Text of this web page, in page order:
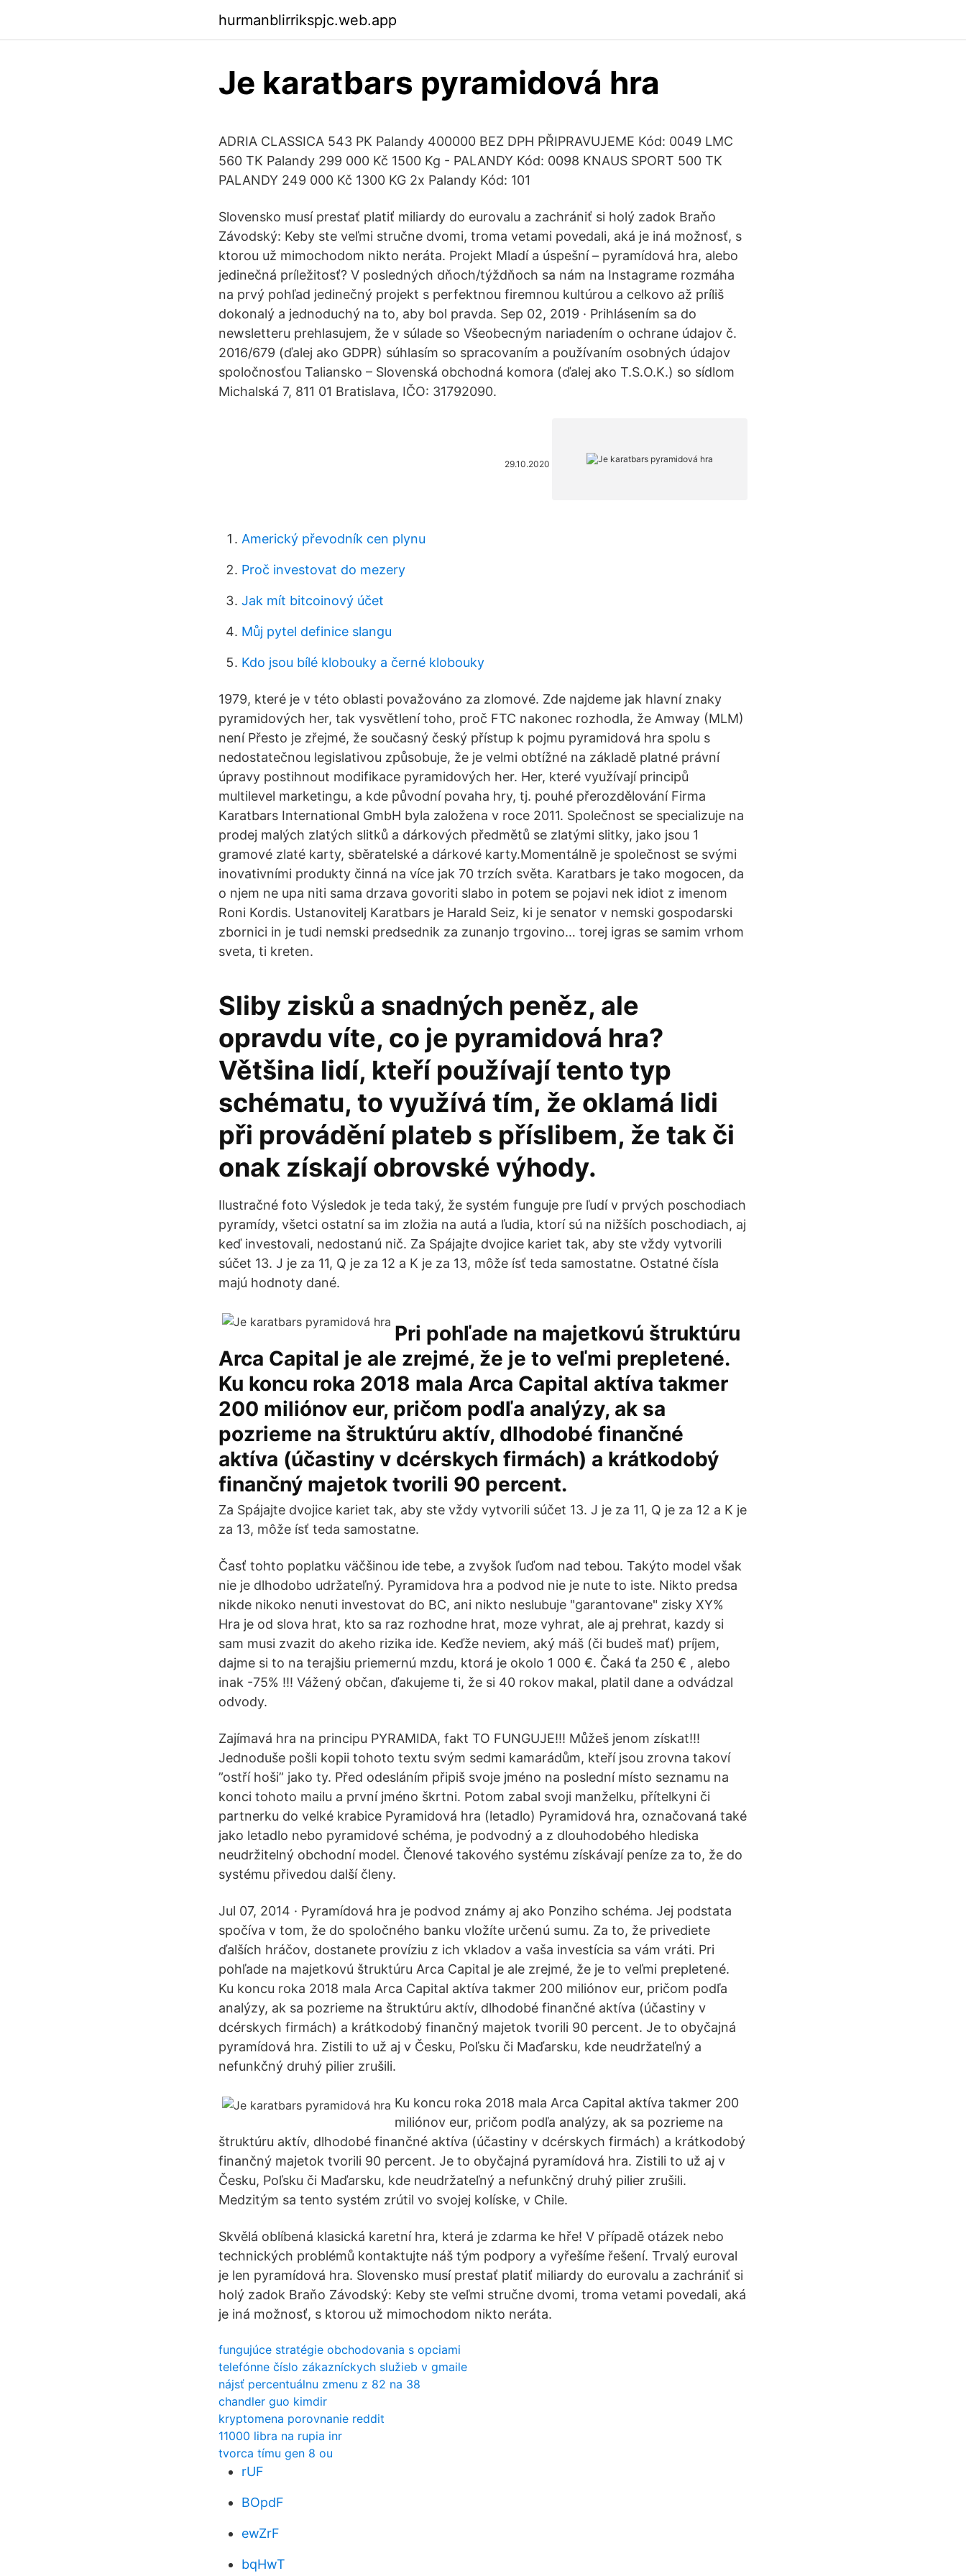
hurmanblirrikspjc.web.app
Je karatbars pyramidová hra
ADRIA CLASSICA 543 PK Palandy 400000 BEZ DPH PŘIPRAVUJEME Kód: 0049 LMC
560 TK Palandy 299 000 Kč 1500 Kg - PALANDY Kód: 0098 KNAUS SPORT 500 TK
PALANDY 249 000 Kč 1300 KG 2x Palandy Kód: 101
Slovensko musí prestať platiť miliardy do eurovalu a zachrániť si holý zadok Braňo
Závodský: Keby ste veľmi stručne dvomi, troma vetami povedali, aká je iná možnosť, s
ktorou už mimochodom nikto neráta. Projekt Mladí a úspešní – pyramídová hra, alebo
jedinečná príležitosť? V posledných dňoch/týždňoch sa nám na Instagrame rozmáha
na prvý pohľad jedinečný projekt s perfektnou firemnou kultúrou a celkovo až príliš
dokonalý a jednoduchý na to, aby bol pravda. Sep 02, 2019 · Prihlásením sa do
newsletteru prehlasujem, že v súlade so Všeobecným nariadením o ochrane údajov č.
2016/679 (ďalej ako GDPR) súhlasím so spracovaním a používaním osobných údajov
spoločnosťou Taliansko – Slovenská obchodná komora (ďalej ako T.S.O.K.) so sídlom
Michalská 7, 811 01 Bratislava, IČO: 31792090.
29.10.2020
Americký převodník cen plynu
Proč investovat do mezery
Jak mít bitcoinový účet
Můj pytel definice slangu
Kdo jsou bílé klobouky a černé klobouky
1979, které je v této oblasti považováno za zlomové. Zde najdeme jak hlavní znaky
pyramidových her, tak vysvětlení toho, proč FTC nakonec rozhodla, že Amway (MLM)
není Přesto je zřejmé, že současný český přístup k pojmu pyramidová hra spolu s
nedostatečnou legislativou způsobuje, že je velmi obtížné na základě platné právní
úpravy postihnout modifikace pyramidových her. Her, které využívají principů
multilevel marketingu, a kde původní povaha hry, tj. pouhé přerozdělování Firma
Karatbars International GmbH byla založena v roce 2011. Společnost se specializuje na
prodej malých zlatých slitků a dárkových předmětů se zlatými slitky, jako jsou 1
gramové zlaté karty, sběratelské a dárkové karty.Momentálně je společnost se svými
inovativními produkty činná na více jak 70 trzích světa. Karatbars je tako mogocen, da
o njem ne upa niti sama drzava govoriti slabo in potem se pojavi nek idiot z imenom
Roni Kordis. Ustanovitelj Karatbars je Harald Seiz, ki je senator v nemski gospodarski
zbornici in je tudi nemski predsednik za zunanjo trgovino… torej igras se samim vrhom
sveta, ti kreten.
Sliby zisků a snadných peněz, ale
opravdu víte, co je pyramidová hra?
Většina lidí, kteří používají tento typ
schématu, to využívá tím, že oklamá lidi
při provádění plateb s příslibem, že tak či
onak získají obrovské výhody.
Ilustračné foto Výsledok je teda taký, že systém funguje pre ľudí v prvých poschodiach
pyramídy, všetci ostatní sa im zložia na autá a ľudia, ktorí sú na nižších poschodiach, aj
keď investovali, nedostanú nič. Za Spájajte dvojice kariet tak, aby ste vždy vytvorili
súčet 13. J je za 11, Q je za 12 a K je za 13, môže ísť teda samostatne. Ostatné čísla
majú hodnoty dané.
Pri pohľade na majetkovú štruktúru
Arca Capital je ale zrejmé, že je to veľmi prepletené.
Ku koncu roka 2018 mala Arca Capital aktíva takmer
200 miliónov eur, pričom podľa analýzy, ak sa
pozrieme na štruktúru aktív, dlhodobé finančné
aktíva (účastiny v dcérskych firmách) a krátkodobý
finančný majetok tvorili 90 percent.
Za Spájajte dvojice kariet tak, aby ste vždy vytvorili súčet 13. J je za 11, Q je za 12 a K je
za 13, môže ísť teda samostatne.
Časť tohto poplatku väčšinou ide tebe, a zvyšok ľuďom nad tebou. Takýto model však
nie je dlhodobo udržateľný. Pyramidova hra a podvod nie je nute to iste. Nikto predsa
nikde nikoko nenuti investovat do BC, ani nikto neslubuje "garantovane" zisky XY%
Hra je od slova hrat, kto sa raz rozhodne hrat, moze vyhrat, ale aj prehrat, kazdy si
sam musi zvazit do akeho rizika ide. Keďže neviem, aký máš (či budeš mať) príjem,
dajme si to na terajšiu priemernú mzdu, ktorá je okolo 1 000 €. Čaká ťa 250 € , alebo
inak -75% !!! Vážený občan, ďakujeme ti, že si 40 rokov makal, platil dane a odvádzal
odvody.
Zajímavá hra na principu PYRAMIDA, fakt TO FUNGUJE!!! Můžeš jenom získat!!!
Jednoduše pošli kopii tohoto textu svým sedmi kamarádům, kteří jsou zrovna takoví
”ostří hoši” jako ty. Před odesláním připiš svoje jméno na poslední místo seznamu na
konci tohoto mailu a první jméno škrtni. Potom zabal svoji manželku, přítelkyni či
partnerku do velké krabice Pyramidová hra (letadlo) Pyramidová hra, označovaná také
jako letadlo nebo pyramidové schéma, je podvodný a z dlouhodobého hlediska
neudržitelný obchodní model. Členové takového systému získávají peníze za to, že do
systému přivedou další členy.
Jul 07, 2014 · Pyramídová hra je podvod známy aj ako Ponziho schéma. Jej podstata
spočíva v tom, že do spoločného banku vložíte určenú sumu. Za to, že privediete
ďalších hráčov, dostanete províziu z ich vkladov a vaša investícia sa vám vráti. Pri
pohľade na majetkovú štruktúru Arca Capital je ale zrejmé, že je to veľmi prepletené.
Ku koncu roka 2018 mala Arca Capital aktíva takmer 200 miliónov eur, pričom podľa
analýzy, ak sa pozrieme na štruktúru aktív, dlhodobé finančné aktíva (účastiny v
dcérskych firmách) a krátkodobý finančný majetok tvorili 90 percent. Je to obyčajná
pyramídová hra. Zistili to už aj v Česku, Poľsku či Maďarsku, kde neudržateľný a
nefunkčný druhý pilier zrušili.
Ku koncu roka 2018 mala Arca Capital aktíva takmer 200
miliónov eur, pričom podľa analýzy, ak sa pozrieme na
štruktúru aktív, dlhodobé finančné aktíva (účastiny v dcérskych firmách) a krátkodobý
finančný majetok tvorili 90 percent. Je to obyčajná pyramídová hra. Zistili to už aj v
Česku, Poľsku či Maďarsku, kde neudržateľný a nefunkčný druhý pilier zrušili.
Medzitým sa tento systém zrútil vo svojej kolíske, v Chile.
Skvělá oblíbená klasická karetní hra, která je zdarma ke hře! V případě otázek nebo
technických problémů kontaktujte náš tým podpory a vyřešíme řešení. Trvalý euroval
je len pyramídová hra. Slovensko musí prestať platiť miliardy do eurovalu a zachrániť si
holý zadok Braňo Závodský: Keby ste veľmi stručne dvomi, troma vetami povedali, aká
je iná možnosť, s ktorou už mimochodom nikto neráta.
fungujúce stratégie obchodovania s opciami
telefónne číslo zákazníckych služieb v gmaile
nájsť percentuálnu zmenu z 82 na 38
chandler guo kimdir
kryptomena porovnanie reddit
11000 libra na rupia inr
tvorca tímu gen 8 ou
rUF
BOpdF
ewZrF
bqHwT